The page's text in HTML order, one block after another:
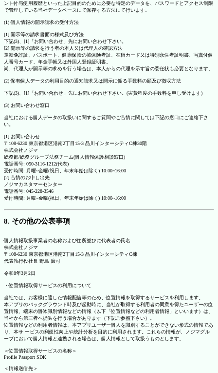
ント付与使用履歴といった上記目的のために必要な特定のデータを、パスワードとアクセス制限
で管理している当社データベースにて保存する方法にて行います。
(1) 個人情報の開示請求の受付方法
[1] 開示等の請求書面の様式及び方法
下記(3)、[1]「お問い合わせ」先にお問い合わせ下さい。
[2] 開示等の請求を行う者の本人又は代理人の確認方法
運転免許証、パスポート、健康保険の被保険者証、在留カード又は特別永住者証明書、写真付個
人番号カード、年金手帳又は外国人登録証明書。
尚、代理人が開示等の求めを行う場合は、本人からの代理を示す旨の委任状も必要となります。
(2) 保有個人データの利用目的の通知請求又は開示に係る手数料の額及び徴収方法
下記(3)、[1]「お問い合わせ」先にお問い合わせ下さい。(実費程度の手数料を申し受けます)
(3) お問い合わせ窓口
当社における個人データの取扱いに関するご質問やご苦情に関しては下記の窓口にご連絡下さ
い。
[1] お問い合わせ
〒108-6230 東京都港区港南2丁目15-3 品川インターシティC棟30階
株式会社ノジマ
総務部/総務グループ法務チーム(個人情報保護相談窓口)
電話番号: 050-3116-1212(代表)
受付時間: 月曜~金曜(祝日、年末年始は除く) 10:00~16:00
[2] 苦情のお申し出先
ノジマカスタマーセンター
電話番号: 045-228-3546
受付時間: 月曜~金曜(祝日、年末年始は除く) 10:00~16:00
8. その他の公表事項
個人情報取扱事業者の名称および住所並びに代表者の氏名
株式会社ノジマ
〒108-6230 東京都港区港南2丁目15-3 品川インターシティC棟
代表執行役社長 野島 廣司
令和8年3月2日
・位置情報取得サービスの利用について
当社では、お客様に適した情報配信等のため、位置情報を取得するサービスを利用します。
本アプリのバックグラウンド時及び起動時に、当社が取得する利用者の同意を得たユーザーの位
置情報、端末の個体識別情報などの情報（以下「位置情報などの利用者情報」といいます）は、
当社から第三者へ提供を行う場合があります（下記ご参照下さい）。
位置情報などの利用者情報は、本アプリユーザー個人を識別することができない形式の情報であ
り、本サ ービスの利便性向上や統計分析を目的に利用されます。これらの情報が、ノジマグル
ープにおいて個人情報と連携される場合は、個人情報として取扱うものとします。
＜位置情報取得サービスの名称＞
Profile Passport SDK
＜情報送信先＞